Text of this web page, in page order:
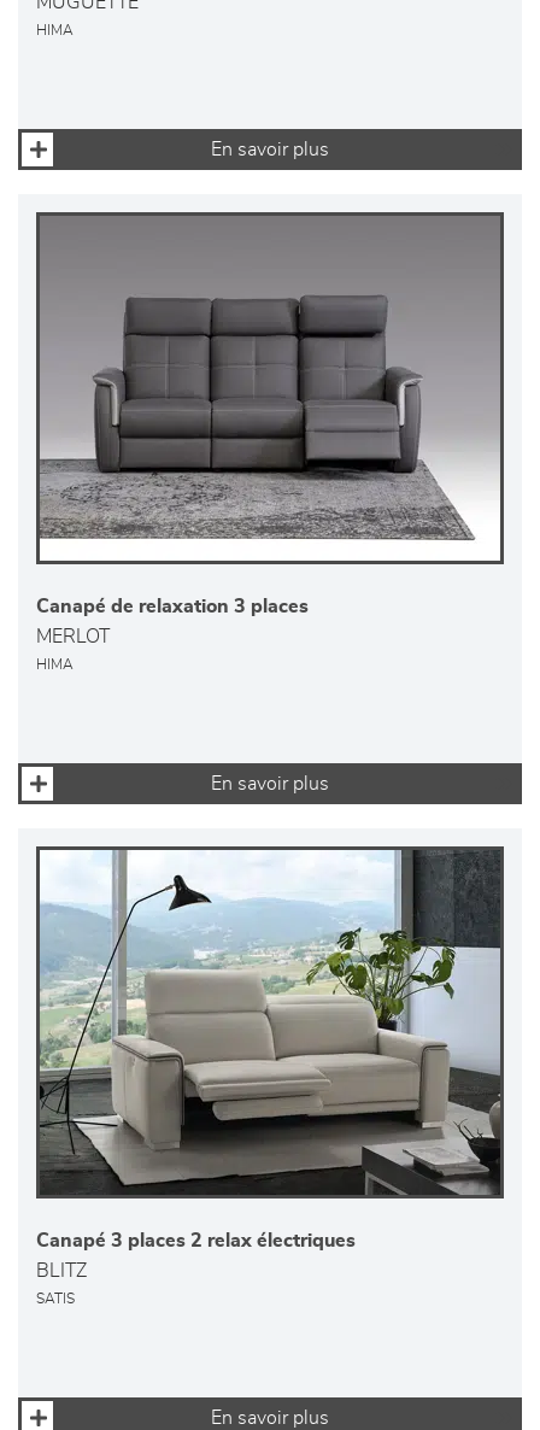
HIMA
En savoir plus
Canapé de relaxation 3 places
MERLOT
HIMA
En savoir plus
Canapé 3 places 2 relax électriques
BLITZ
SATIS
En savoir plus